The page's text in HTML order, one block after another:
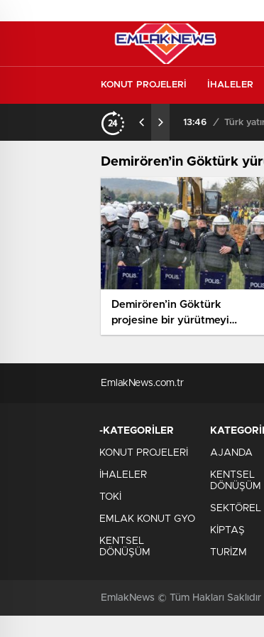
KONUT PROJELERİ İHALELER
13:46 / Türk
Demirören’in Göktürk
Demirören’in Göktürk
projesine bir yürütmeyi
durdurma kararı daha
EmlakNews.com.tr
-KATEGORİLER
KONUT PROJELERİ
İHALELER
TOKİ
EMLAK KONUT GYO
KENTSEL
DÖNÜŞÜM
AJANDA
KENTSEL
DÖNÜŞÜM
SEKTÖREL
KİPTAŞ
TURİZM
EmlakNews © Tüm Hakları Saklıdır